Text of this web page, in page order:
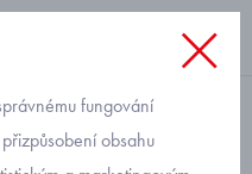
fungování
obsahu